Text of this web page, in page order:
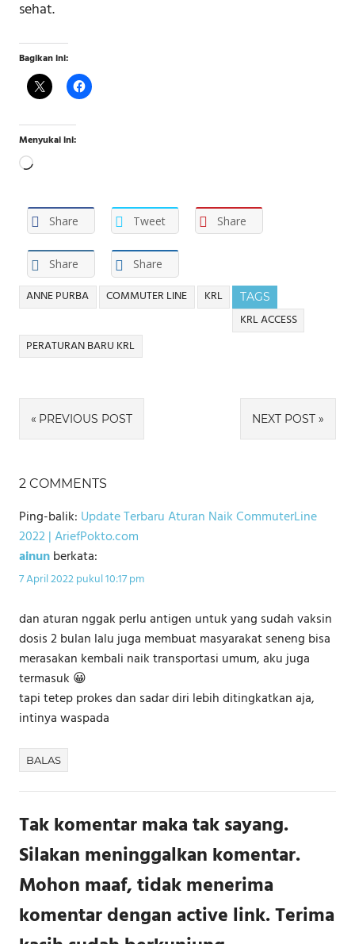
sehat.
Bagikan ini:
Menyukai ini:
Memuat...
Share Tweet Share
Share Share
TAGS
ANNE PURBA COMMUTER LINE
KRL
KRL ACCESS
PERATURAN BARU KRL
Navigasi
pos
PREVIOUS POST NEXT POST
2 COMMENTS
Ping-balik: Update Terbaru Aturan Naik CommuterLine
2022 | AriefPokto.com
ainunberkata:
7 April 2022 pukul 10:17 pm
dan aturan nggak perlu antigen untuk yang sudah vaksin
dosis 2 bulan lalu juga membuat masyarakat seneng bisa
merasakan kembali naik transportasi umum, aku juga
termasuk 😀
tapi tetep prokes dan sadar diri lebih ditingkatkan aja,
intinya waspada
BALAS
Tak komentar maka tak sayang.
Silakan meninggalkan komentar.
Mohon maaf, tidak menerima
komentar dengan active link. Terima